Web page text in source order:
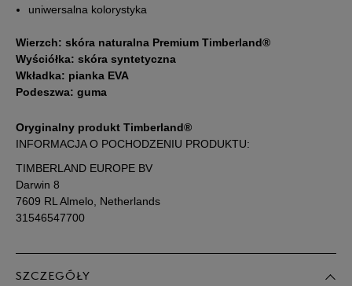
Podane w centymetrach wymiary dotyczą długości stopy.
Zobacz jak zmierzyć stopę?
uniwersalna kolorystyka
Wierzch: skóra naturalna Premium Timberland®
Wyściółka: skóra syntetyczna
Wkładka: pianka EVA
Podeszwa: guma
Oryginalny produkt Timberland®
INFORMACJA O POCHODZENIU PRODUKTU:
TIMBERLAND EUROPE BV
Darwin 8
7609 RL Almelo, Netherlands
31546547700
SZCZEGÓŁY